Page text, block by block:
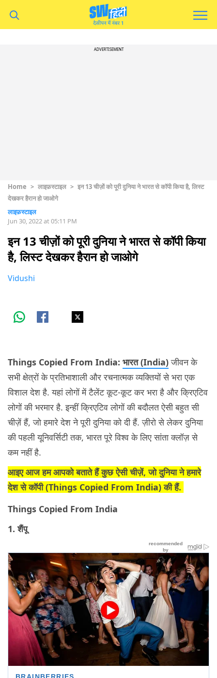
ADVERTISEMENT
Home > लाइफ़स्टाइल > इन 13 चीज़ों को पूरी दुनिया ने भारत से कॉपी किया है, लिस्ट
देखकर हैरान हो जाओगे
लाइफ़स्टाइल
Jun 30, 2022 at 05:11 PM
इन 13 चीज़ों को पूरी दुनिया ने भारत से कॉपी किया
है, लिस्ट देखकर हैरान हो जाओगे
Vidushi
Things Copied From India: भारत (India)जीवन के
सभी क्षेत्रों के प्रतिभाशाली और रचनात्मक व्यक्तियों से भरा एक
विशाल देश है. यहां लोगों में टैलेंट कूट-कूट कर भरा है और क्रिएटिव
लोगों की भरमार है. इन्हीं क्रिएटिव लोगों की बदौलत ऐसी बहुत सी
चीज़ें हैं, जो हमारे देश ने पूरी दुनिया को दी हैं. ज़ीरो से लेकर दुनिया
की पहली यूनिवर्सिटी तक, भारत पूरे विश्व के लिए सांता क्लॉज़ से
कम नहीं है.
आइए आज हम आपको बताते हैं कुछ ऐसी चीज़ें, जो दुनिया ने हमारे
देश से कॉपी (Things Copied From India)की हैं.
Things Copied From India
1. शैंपू